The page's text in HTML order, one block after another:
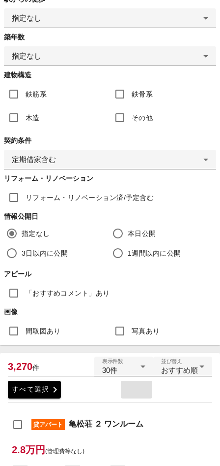
指定なし
築年数
指定なし
建物構造
鉄筋系 鉄骨系
木造 その他
契約条件
定期借家含む
リフォーム・リノベーション
リフォーム・リノベーション済/予定含む
情報公開日
指定なし 本日公開
3日以内に公開 1週間以内に公開
アピール
「おすすめコメント」あり
画像
間取図あり 写真あり
3,270件
表示件数
30件
並び替え
おすすめ順
すべて選択 chevron_right
貸アパート 亀松荘 ２ ワンルーム
2.8万円 (管理費等なし)